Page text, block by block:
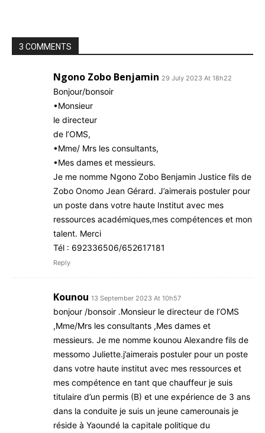
3 COMMENTS
Ngono Zobo Benjamin 29 July 2023 At 18h22
Bonjour/bonsoir
•Monsieur
le directeur
de l’OMS,
•Mme/ Mrs les consultants,
•Mes dames et messieurs.
Je me nomme Ngono Zobo Benjamin Justice fils de
Zobo Onomo Jean Gérard. J’aimerais postuler pour
un poste dans votre haute Institut avec mes
ressources académiques,mes compétences et mon
talent. Merci
Tél : 692336506/652617181
Reply
Kounou 13 September 2023 At 10h57
bonjour /bonsoir .Monsieur le directeur de l’OMS
,Mme/Mrs les consultants ,Mes dames et
messieurs. Je me nomme kounou Alexandre fils de
messomo Juliette.j’aimerais postuler pour un poste
dans votre haute institut avec mes ressources et
mes compétence en tant que chauffeur je suis
titulaire d’un permis (B) et une expérience de 3 ans
dans la conduite je suis un jeune camerounais je
réside à Yaoundé la capitale politique du